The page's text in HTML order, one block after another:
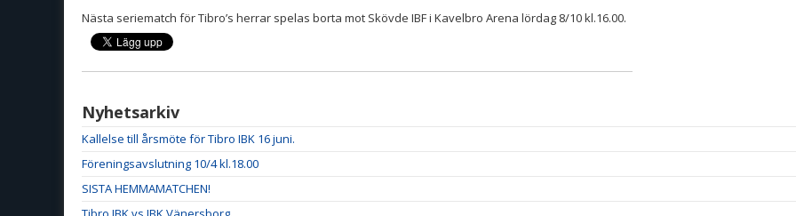
Nästa seriematch för Tibro’s herrar spelas borta mot Skövde IBF i Kavelbro Arena lördag 8/10 kl.16.00.
Nyhetsarkiv
Kallelse till årsmöte för Tibro IBK 16 juni.
Föreningsavslutning 10/4 kl.18.00
SISTA HEMMAMATCHEN!